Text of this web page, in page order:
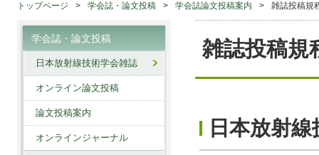
トップページ 学会誌・論文投稿 学会誌論文投稿案内 雑誌投稿規
雑誌投稿規
日本放射
学会誌・論文投稿
日本放射線技術学会雑誌
オンライン論文投稿
論文投稿案内
オンラインジャーナル